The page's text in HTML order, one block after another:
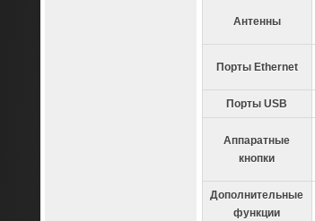
Антенны
Порты Ethernet
Порты USB
Аппаратные
кнопки
Дополнительные
функции